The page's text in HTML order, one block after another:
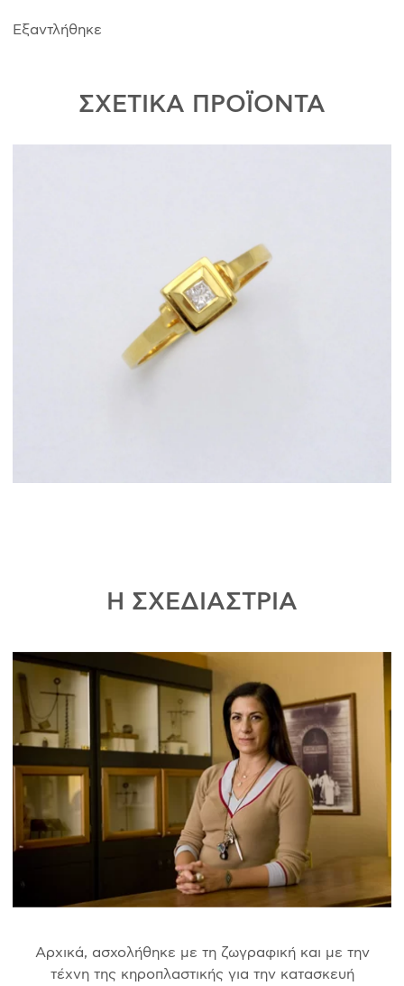
Εξαντλήθηκε
ΣΧΕΤΙΚΑ ΠΡΟΪΟΝΤΑ
Η ΣΧΕΔΙΑΣΤΡΙΑ
Αρχικά, ασχολήθηκε με τη ζωγραφική και με την
τέχνη της κηροπλαστικής για την κατασκευή